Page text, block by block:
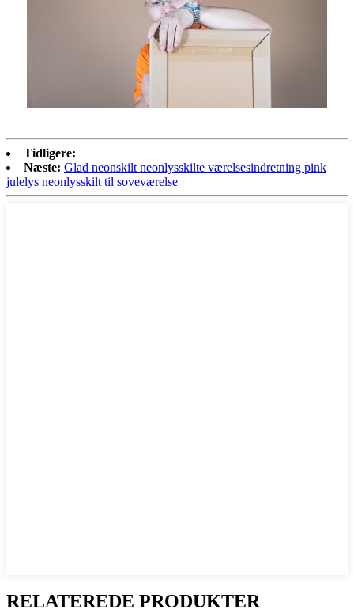
Tidligere:
Næste: Glad neonskilt neonlysskilte værelsesindretning pink
julelys neonlysskilt til soveværelse
RELATEREDE PRODUKTER